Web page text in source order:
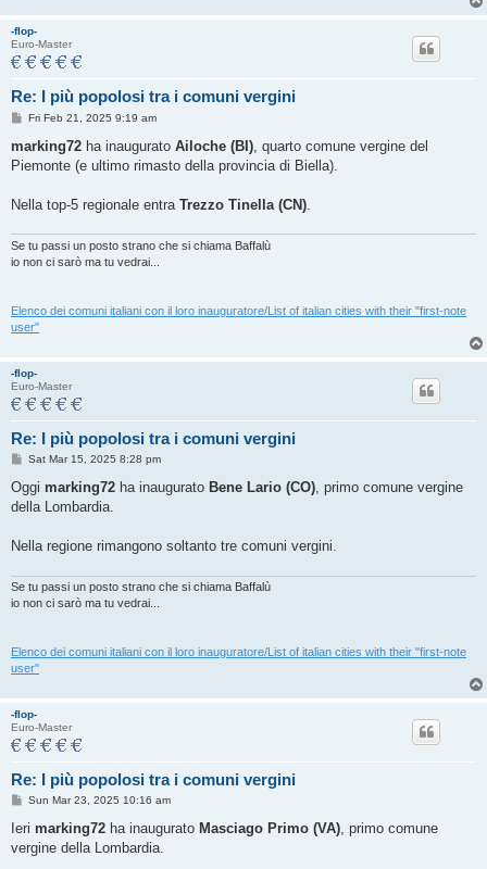
-flop-
Euro-Master
Re: I più popolosi tra i comuni vergini
P
s
Fri Feb 21, 2025 9:19 am
marking72 ha inaugurato Ailoche (BI) , quarto comune vergine del
Piemonte (e ultimo rimasto della provincia di Biella).
Nella top-5 regionale entra Trezzo Tinella (CN)
Se tu passi un posto strano che si chiama Baffalù
io non ci sarò ma tu vedrai...
Elenco dei comuni italiani con il loro inauguratore/List of italian cities with their "first-note
user"
-flop-
Euro-Master
Re: I più popolosi tra i comuni vergini
P
s
t
Sat Mar 15, 2025 8:28 pm
Oggi marking72 ha inaugurato Bene Lario (CO), primo comune vergine
della Lombardia.
Nella regione rimangono soltanto tre comuni vergini.
Se tu passi un posto strano che si chiama Baffalù
io non ci sarò ma tu vedrai...
Elenco dei comuni italiani con il loro inauguratore/List of italian cities with their "first-note
user"
-flop-
Euro-Master
Re: I più popolosi tra i comuni vergini
P
s
Sun Mar 23, 2025 10:16 am
Ieri marking72 ha inaugurato Masciago Primo (VA), primo comune
vergine della Lombardia.